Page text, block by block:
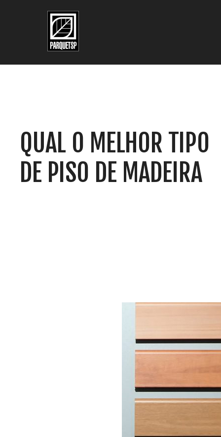
QUAL O MELHOR TIPO
DE PISO DE MADEIRA